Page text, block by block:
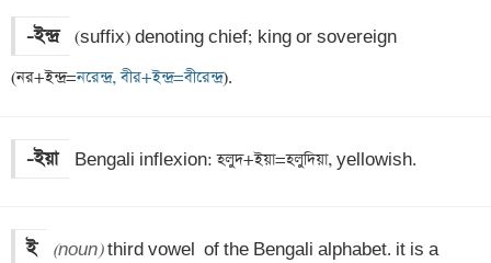
-ইন্দ্র
(suffix) denoting chief; king or sovereign
(নর+ইন্দ্র=নরেন্দ্র, বীর+ইন্দ্র=বীরেন্দ্র).
-ইয়া Bengali inflexion: হলুদ+ইয়া=হলুদিয়া, yellowish.
ই (noun) third vowel  of the Bengali alphabet. it is a